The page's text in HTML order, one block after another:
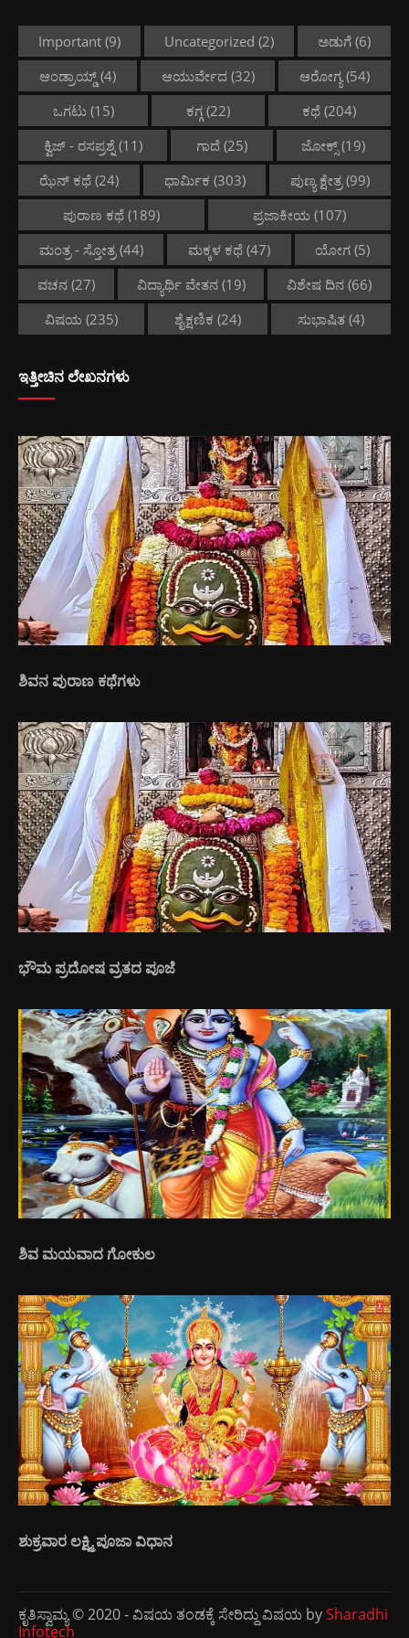
Important (9) Uncategorized (2) ಅಡುಗೆ (6)
ಆಂಡ್ರಾಯ್ಡ್(4) ಆಯುರ್ವೇದ(32) ಆರೋಗ್ಯ (54)
ಒಗಟು(15) ಕಗ್ಗ(22) ಕಥೆ (204)
ಕ್ವಿಜ್ - ರಸಪ್ರಶ್ನೆ (11) ಗಾದೆ(25) ಜೋಕ್ಸ್ (19)
ಝೆನ್ ಕಥೆ(24) ಧಾರ್ಮಿಕ (303) ಪುಣ್ಯ ಕ್ಷೇತ್ರ(99)
ಪುರಾಣ ಕಥೆ (189) ಪ್ರಜಾಕೀಯ (107)
ಮಂತ್ರ - ಸ್ತೋತ್ರ(44) ಮಕ್ಕಳ ಕಥೆ(47) ಯೋಗ (5)
ವಚನ(27) ವಿದ್ಯಾರ್ಥಿ ವೇತನ(19) ವಿಶೇಷ ದಿನ (66)
ವಿಷಯ (235) ಶೈಕ್ಷಣಿಕ (24) ಸುಭಾಷಿತ (4)
ಇತ್ತೀಚಿನ ಲೇಖನಗಳು
ಶಿವನ ಪುರಾಣ ಕಥೆಗಳು
ಭೌಮ ಪ್ರದೋಷ ವ್ರತದ ಪೂಜೆ
ಶಿವ ಮಯವಾದ ಗೋಕುಲ
ಶುಕ್ರವಾರ ಲಕ್ಷ್ಮಿ ಪೂಜಾ ವಿಧಾನ
ಕೃತಿಸ್ವಾಮ್ಯ © 2020 - ವಿಷಯ ತಂಡಕ್ಕೆ ಸೇರಿದ್ದು ವಿಷಯ bySharadhi
Infotech